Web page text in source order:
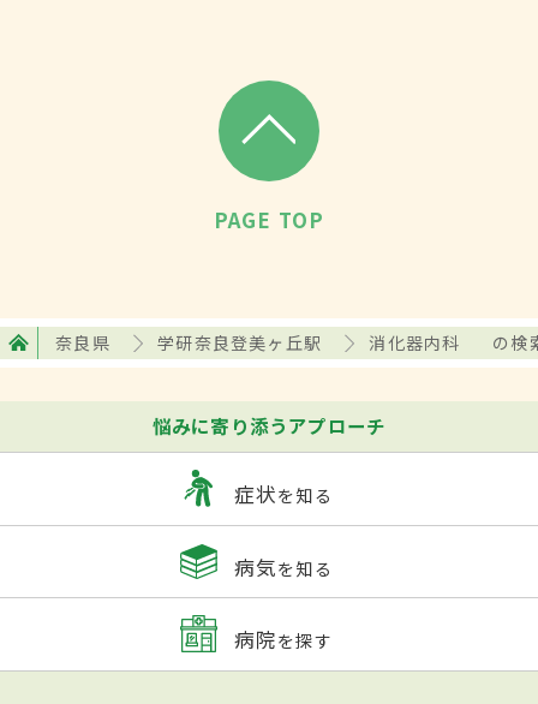
PAGE TOP
奈良県 学研奈良登美ヶ丘駅 消化器内科 の検
悩みに寄り添うアプローチ
症状を知る
病気を知る
病院を探す